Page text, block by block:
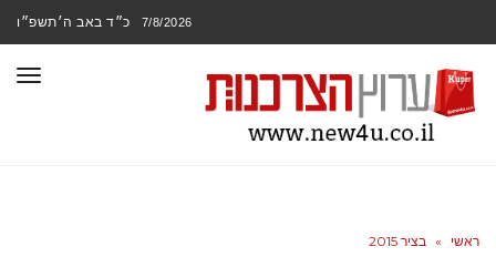
7/8/2026 כ״ד באב ה׳תשפ״ו
ראשי » בציר 2015